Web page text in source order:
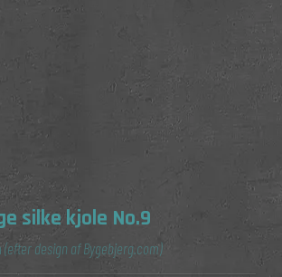
silke kjole No.9
(efter design af Bygebjerg.com)